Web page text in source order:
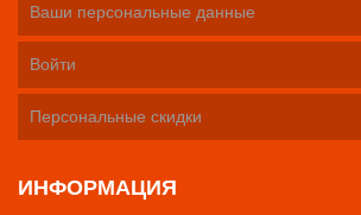
Ваши персональные данные
Войти
Персональные скидки
ИНФОРМАЦИЯ